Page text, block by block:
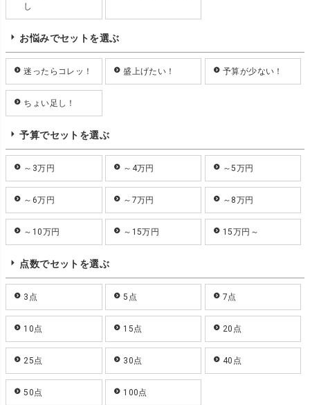
し
お悩みでセットを選ぶ
迷ったらコレッ！ 盛上げたい！ 予算が少ない！
ちょい足し！
予算でセットを選ぶ
～3万円 ～4万円 ～5万円
～6万円 ～7万円 ～8万円
～10万円 ～15万円 15万円～
点数でセットを選ぶ
3点 5点 7点
10点 15点 20点
25点 30点 40点
50点 100点